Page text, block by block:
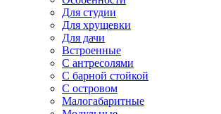
Для студии
Для хрущевки
Для дачи
Встроенные
С антресолями
С барной стойкой
С островом
Малогабаритные